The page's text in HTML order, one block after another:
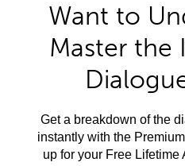
Want to
Master the
Get a breakdown of the
instantly with the
up for your Free